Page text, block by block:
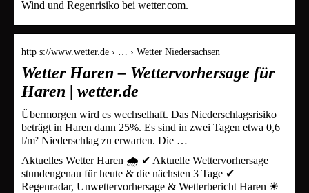
Wind und Regenrisiko bei wetter.com.
http s://www.wetter.de › … › Wetter Niedersachsen
Wetter Haren – Wettervorhersage für
Haren | wetter.de
Übermorgen wird es wechselhaft. Das Niederschlagsrisiko
beträgt in Haren dann 25%. Es sind in zwei Tagen etwa 0,6
l/m² Niederschlag zu erwarten. Die …
Aktuelles Wetter Haren 🌧️ ✔ Aktuelle Wettervorhersage
stundengenau für heute & die nächsten 3 Tage ✔
Regenradar, Unwettervorhersage & Wetterbericht Haren ☀